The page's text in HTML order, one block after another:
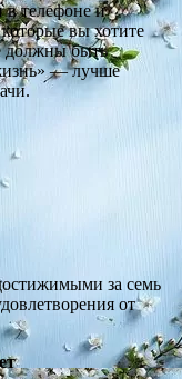
в телефоне и
вы хотите
должны быть
— лучше
за семь
от